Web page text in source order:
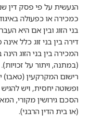
הנעשית על פי פסק דין
כמכירה או כפעולה
בני הזוג ובין אם היא
דירה בין בני זוג כלל
המכירה בין בני הזוג
(במתנה, ויתור על
רישום המקרקעין
ופשוטה יחסית, ויש
הסכם גירושין מקורי,
(או בית הדין הרבני).